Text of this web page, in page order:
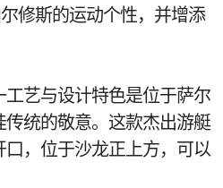
修斯的运动个性，并增添
艺与设计特色是位于萨尔
统的敬意。这款杰出游艇
，位于沙龙正上方，可以